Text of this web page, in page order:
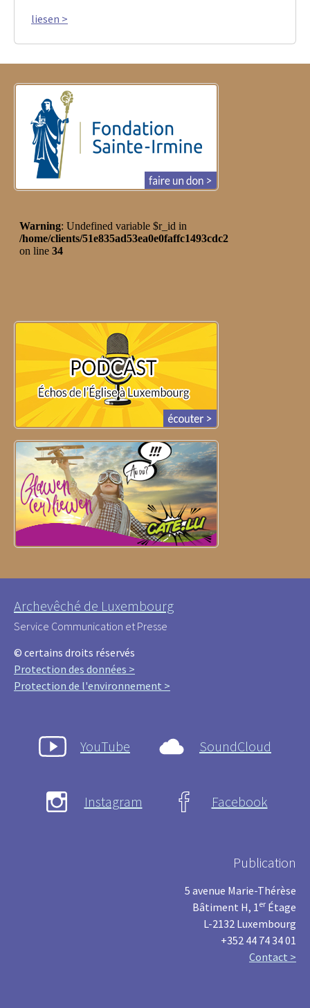
liesen >
Archevêché de Luxembourg
Service Communication et Presse
© certains droits réservés
Protection des données >
Protection de l'environnement >
YouTube SoundCloud
Instagram Facebook
Publication
5 avenue Marie-Thérèse
Bâtiment H, 1 er Étage
L-2132 Luxembourg
+352 44 74 34 01
Contact >